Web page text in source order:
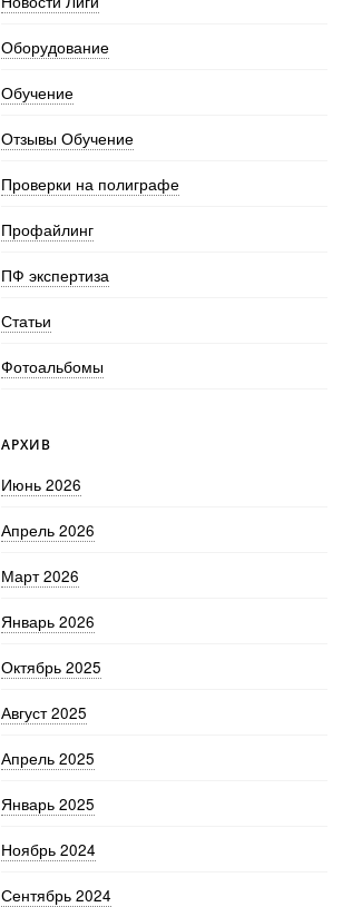
Оборудование
Обучение
Отзывы Обучение
Проверки на полиграфе
Профайлинг
ПФ экспертиза
Статьи
Фотоальбомы
АРХИВ
Июнь 2026
Апрель 2026
Март 2026
Январь 2026
Октябрь 2025
Август 2025
Апрель 2025
Январь 2025
Ноябрь 2024
Сентябрь 2024